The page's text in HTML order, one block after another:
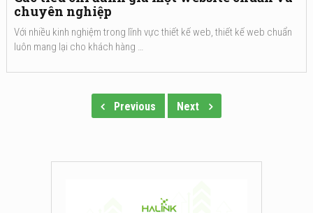
chuyên nghiệp
Với nhiều kinh nghiệm trong lĩnh vực thiết kế web, thiết kế web chuẩn
luôn mang lại cho khách hàng …
Previous Next